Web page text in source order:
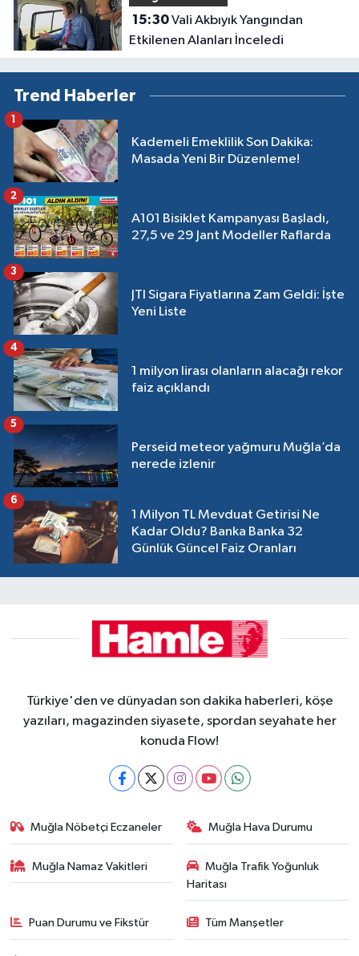
15:30Vali Akbıyık Yangından
Etkilenen Alanları İnceledi
Trend Haberler
Kademeli Emeklilik Son Dakika:
Masada Yeni Bir Düzenleme!
1
A101 Bisiklet Kampanyası Başladı,
27,5 ve 29 Jant Modeller Raflarda
2
JTI Sigara Fiyatlarına Zam Geldi: İşte
Yeni Liste
3
1 milyon lirası olanların alacağı rekor
faiz açıklandı
4
Perseid meteor yağmuru Muğla’da
nerede izlenir
5
1 Milyon TL Mevduat Getirisi Ne
Kadar Oldu? Banka Banka 32
Günlük Güncel Faiz Oranları
6
Türkiye'den ve dünyadan son dakika haberleri, köşe
yazıları, magazinden siyasete, spordan seyahate her
konuda Flow!
Muğla Nöbetçi Eczaneler Muğla Hava Durumu
Muğla Namaz Vakitleri
Muğla Trafik Yoğunluk
Haritası
Puan Durumu ve Fikstür Tüm Manşetler